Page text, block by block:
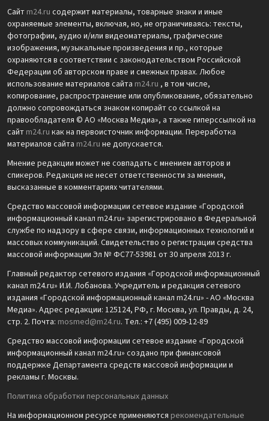
Сайт m24.ru содержит материалы, товарные знаки и иные
охраняемые элементы, включая, но, не ограничиваясь: тексты,
фотографии, аудио и/или видеоматериалы, графические
изображения, музыкальные произведения и пр., которые
охраняются в соответствии с законодательством Российской
Федерации об авторском праве и смежных правах. Любое
использование материалов сайта m24.ru , в том числе,
копирование, распространение или опубликование, обязательно
должно сопровождаться знаком копирайт со ссылкой на
правообладателя © АО «Москва Медиа», а также гиперссылкой на
сайт m24.ru как на первоисточник информации. Переработка
материалов сайта m24.ru не допускается.
Мнение редакции может не совпадать с мнением авторов и
спикеров. Редакция не несет ответственности за мнения,
высказанные в комментариях читателями.
Средство массовой информации сетевое издание «Городской
информационный канал m24.ru» зарегистрировано в Федеральной
службе по надзору в сфере связи, информационных технологий и
массовых коммуникаций. Свидетельство о регистрации средства
массовой информации Эл № ФС77-53981 от 30 апреля 2013 г.
Главный редактор сетевого издания «Городской информационный
канал m24.ru» И.И. Лобанова. Учредитель и редакция сетевого
издания «Городской информационный канал m24.ru» - АО «Москва
Медиа». Адрес редакции: 125124, РФ, г. Москва, ул. Правды, д. 24,
стр. 2. Почта: mosmed@m24.ru. Тел.: +7 (495) 009-12-89
Средство массовой информации сетевое издание «Городской
информационный канал m24.ru» создано при финансовой
поддержке Департамента средств массовой информации и
рекламы г. Москвы.
Политика обработки персональных данных
На информационном ресурсе применяются рекомендательные